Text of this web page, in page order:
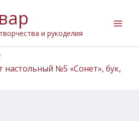
и рукоделия
№5 «Сонет», бук,